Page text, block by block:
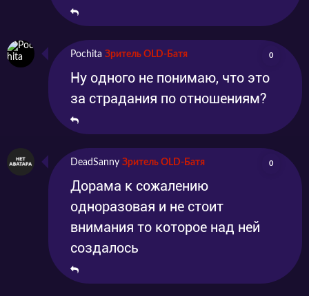
Pochita Зритель OLD-Батя 0
Ну одного не понимаю, что это
за страдания по отношениям?
DeadSanny Зритель OLD-Батя 0
Дорама к сожалению
одноразовая и не стоит
внимания то которое над ней
создалось